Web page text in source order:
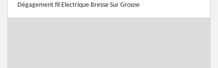
Dégagement fil Electrique Bresse Sur Grosne